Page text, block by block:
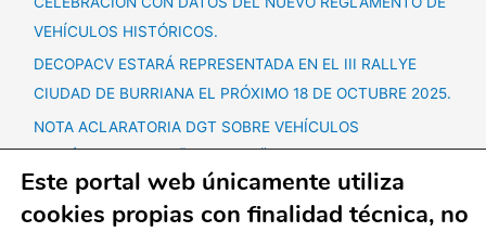
VEHÍCULOS HISTÓRICOS.
DECOPACV ESTARÁ REPRESENTADA EN EL III RALLYE
CIUDAD DE BURRIANA EL PRÓXIMO 18 DE OCTUBRE 2025.
NOTA ACLARATORIA DGT SOBRE VEHÍCULOS
CONCENTRACIÓN VEHÍCULOS CLÁSICOS SÁBADO 25
OCTUBRE EN LLIRIA.
Este portal web únicamente utiliza
cookies propias con finalidad técnica, no